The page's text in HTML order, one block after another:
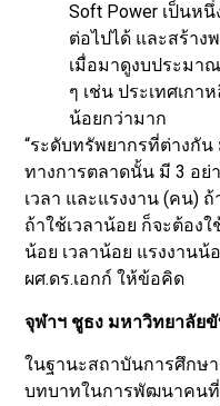
Soft Power เป็นห
ต่อไปได้ และสร้าง
เมื่อมาดูงบประมา
ๆ เช่น ประเทศเกา
น้อยกว่ามาก
“ระดับทรัพยากรที่ต่างกั
ทางการตลาดนั้น มี 3 อย่
เวลา และแรงงาน (คน)
ถ้าใช้เวลาน้อย ก็จะต้อง
น้อย เวลาน้อย แรงงานน้
ผศ.ดร.เอกก์ ให้ข้อคิด
จุฬาฯ ชูธง มหาวิทยาลัย
ในฐานะสถาบันการศึกษ
บทบาทในการพัฒนาคนที่